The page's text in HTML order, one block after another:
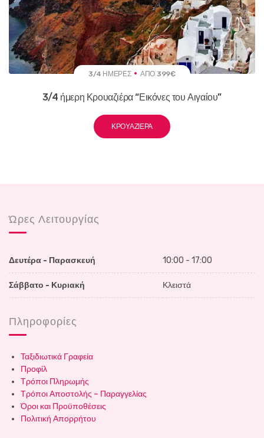
3/4 ΗΜΈΡΕΣ ΑΠΌ 399€
3/4 ήμερη Κρουαζιέρα “Εικόνες του Αιγαίου”
ΚΡΟΥΑΖΙΈΡΑ
Ώρες Λειτουργίας
Δευτέρα - Παρασκευή 10:00 - 17:00
Σάββατο - Κυριακή Κλειστά
Πληροφορίες
Ταξιδιωτικά Γραφεία
Προφίλ
Τρόποι Πληρωμής
Τρόποι Αποστολής – Παραγγελίας
Όροι και Προϋποθέσεις
Πολιτική Απορρήτου